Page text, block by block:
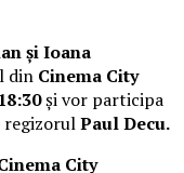
și Ioana
din Cinema City
și vor participa
regizorulPaul Decu.
City